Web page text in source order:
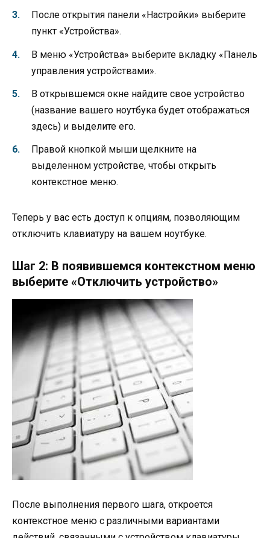
После открытия панели «Настройки» выберите
пункт «Устройства».
В меню «Устройства» выберите вкладку «Панель
управления устройствами».
В открывшемся окне найдите свое устройство
(название вашего ноутбука будет отображаться
здесь) и выделите его.
Правой кнопкой мыши щелкните на
выделенном устройстве, чтобы открыть
контекстное меню.
Теперь у вас есть доступ к опциям, позволяющим
отключить клавиатуру на вашем ноутбуке.
Шаг 2: В появившемся контекстном меню
выберите «Отключить устройство»
После выполнения первого шага, откроется
контекстное меню с различными вариантами